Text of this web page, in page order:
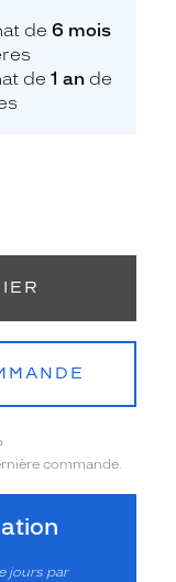
de 6 mois
de 1 an de
commande.
jours par